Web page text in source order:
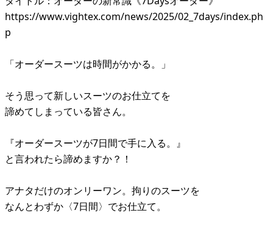
https://www.vightex.com/news/2025/02_7days/index.ph
p
「オーダースーツは時間がかかる。」
そう思って新しいスーツのお仕立てを
諦めてしまっている皆さん。
『オーダースーツが7日間で手に入る。』
と言われたら諦めますか？！
アナタだけのオンリーワン。拘りのスーツを
なんとわずか〈7日間〉でお仕立て。